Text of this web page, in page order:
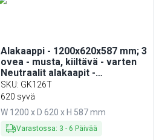
Alakaappi - 1200x620x587 mm; 3
ovea - musta, kiiltävä - varten
Neutraalit alakaapit -
yhteensopiva: Mario 700 -sarja
SKU: GK126T
620 syvä
W 1200 x D 620 x H 587 mm
Varastossa: 3 - 6 Päivää